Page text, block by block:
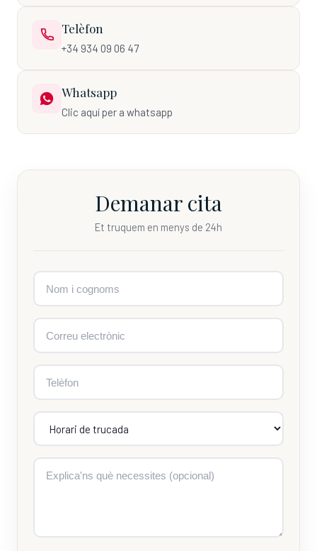
Telèfon
+34 934 09 06 47
Whatsapp
Clic aquí per a whatsapp
Demanar cita
Et truquem en menys de 24h